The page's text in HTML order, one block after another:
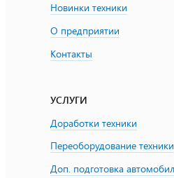
Новинки техники
О предприятии
Контакты
УСЛУГИ
Доработки техники
Переоборудование техники
Доп. подготовка